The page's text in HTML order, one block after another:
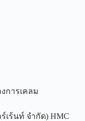
การเคลม
ร้นท์ จำกัด) HMC